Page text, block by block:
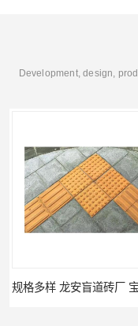
Development, design,